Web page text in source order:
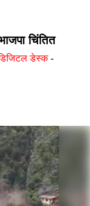
चिंतित
डिजिटल डेस्क -